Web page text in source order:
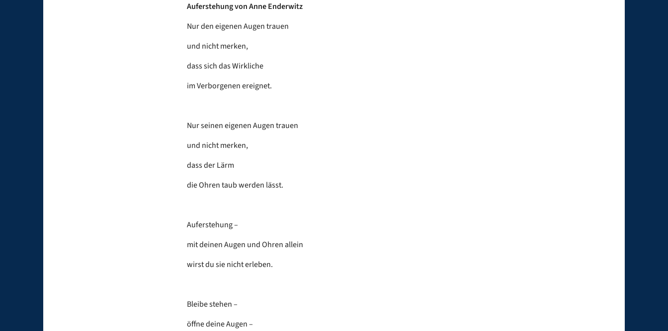
Auferstehung von Anne Enderwitz
Nur den eigenen Augen trauen
und nicht merken,
dass sich das Wirkliche
im Verborgenen ereignet.
Nur seinen eigenen Augen trauen
und nicht merken,
dass der Lärm
die Ohren taub werden lässt.
Auferstehung –
mit deinen Augen und Ohren allein
wirst du sie nicht erleben.
Bleibe stehen –
öffne deine Augen –